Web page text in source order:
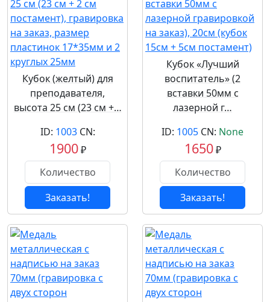
Кубок (желтый) для
преподавателя,
высота 25 см (23 см +…
ID: 1003CN:
1900₽
Заказать!
Кубок «Лучший
воспитатель» (2
вставки 50мм с
лазерной г…
ID: 1005 CN: None
1650₽
Заказать!